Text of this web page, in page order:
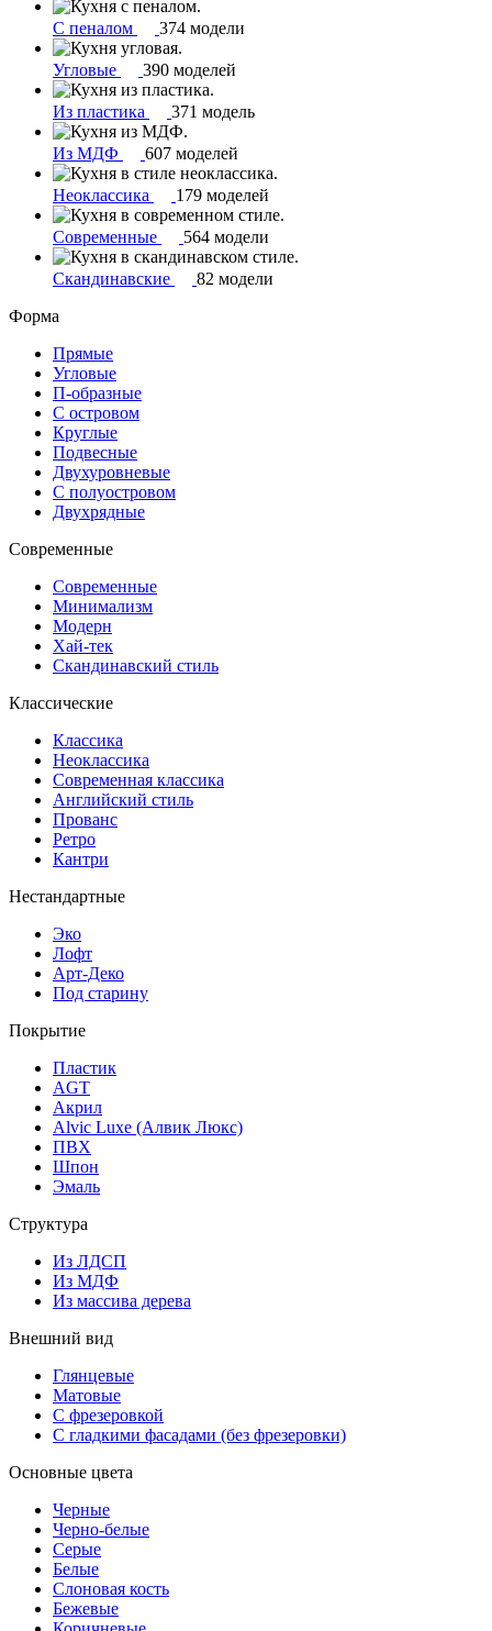
С пеналом 374 модели
Угловые 390 моделей
Из пластика 371 модель
Из МДФ 607 моделей
Неоклассика 179 моделей
Современные 564 модели
Скандинавские
82 модели
Форма
Прямые
Угловые
П-образные
С островом
Круглые
Подвесные
Двухуровневые
С полуостровом
Двухрядные
Современные
Современные
Минимализм
Модерн
Хай-тек
Скандинавский стиль
Классические
Классика
Неоклассика
Современная классика
Английский стиль
Прованс
Ретро
Кантри
Нестандартные
Эко
Лофт
Арт-Деко
Под старину
Покрытие
Пластик
AGT
Акрил
Alvic Luxe (Алвик Люкс)
ПВХ
Шпон
Эмаль
Структура
Из ЛДСП
Из МДФ
Из массива дерева
Внешний вид
Глянцевые
Матовые
С фрезеровкой
С гладкими фасадами (без фрезеровки)
Основные цвета
Черные
Черно-белые
Серые
Белые
Слоновая кость
Бежевые